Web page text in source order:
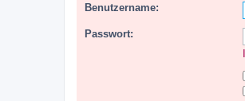
Benutzername:
Passwort: